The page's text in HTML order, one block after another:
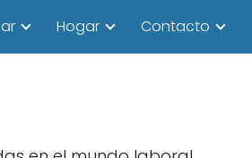
Hogar Contacto